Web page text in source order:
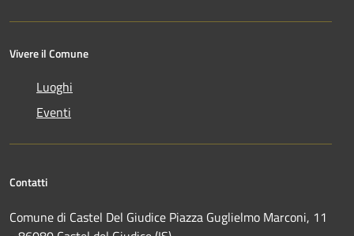
Vivere il Comune
Luoghi
Eventi
Contatti
Comune di Castel Del Giudice Piazza Guglielmo Marconi, 11